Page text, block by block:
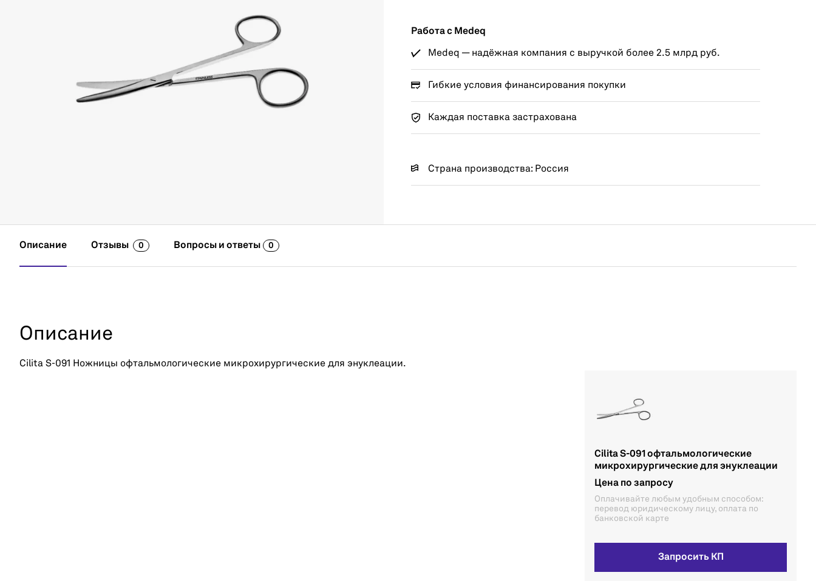
Работа с Medeq
Medeq — надёжная компания с выручкой более 2.5 млрд руб.
Гибкие условия финансирования покупки
Каждая поставка застрахована
Страна производства: Россия
Описание Отзывы 0 Вопросы и ответы 0
Описание
Cilita S-091 Ножницы офтальмологические микрохирургические для энуклеации.
Cilita S-091 офтальмологические
микрохирургические для энуклеации
Цена по запросу
Оплачивайте любым удобным способом:
перевод юридическому лицу, оплата по
банковской карте
Запросить КП